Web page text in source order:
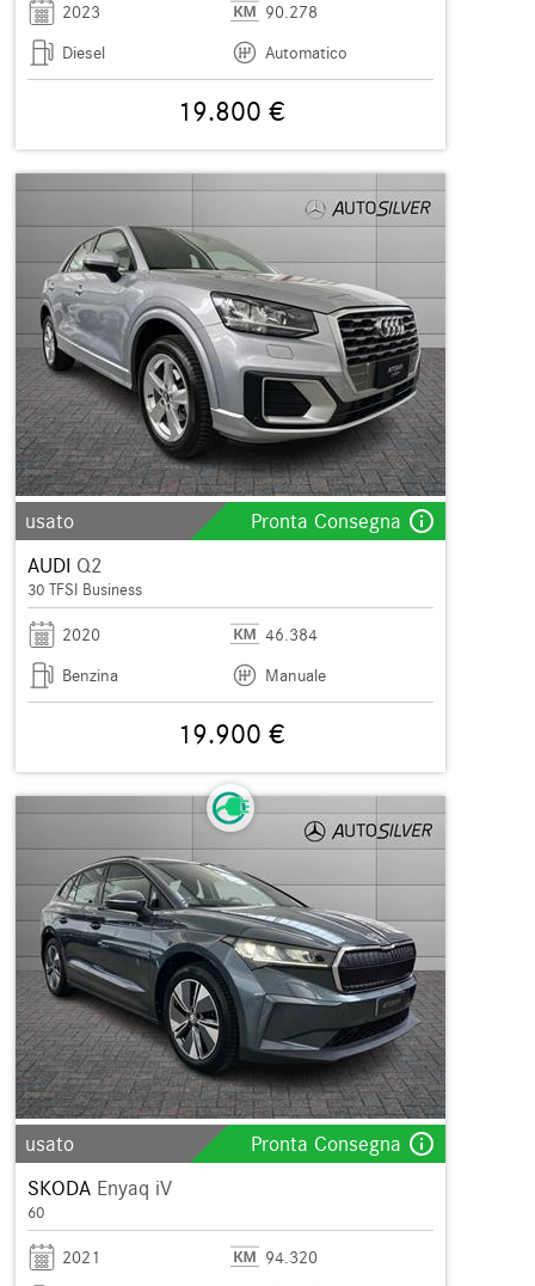
2023
90.278
Diesel
Automatico
19.800 €
usato Pronta Consegna info_outline
AUDI Q2
30 TFSI Business
2020
46.384
Benzina
Manuale
19.900 €
usato Pronta Consegna info_outline
SKODA Enyaq iV
60
2021
94.320